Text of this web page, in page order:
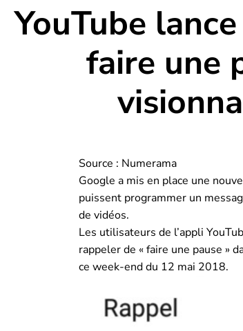
YouTube
faire une
Source : Numerama
Google a mis en place une
puissent programmer un
de vidéos.
Les utilisateurs de l’appli
rappeler de « faire une pause »
ce week-end du 12 mai 2018.